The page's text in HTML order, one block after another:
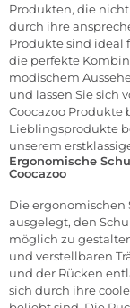
Produkten, die
durch ihre
Produkte sind ideal
die perfekte
modischem
und lassen Sie sich
Coocazoo Produkte
Lieblingsprodukte
unserem
Ergonomische
Coocazoo
Die ergonomischen
ausgelegt, den
möglich zu
und verstellbaren
und der Rücken
sich durch ihre